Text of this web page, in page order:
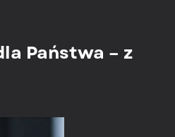
Państwa – z